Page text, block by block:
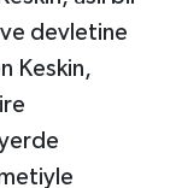
ve devletine
Keskin,